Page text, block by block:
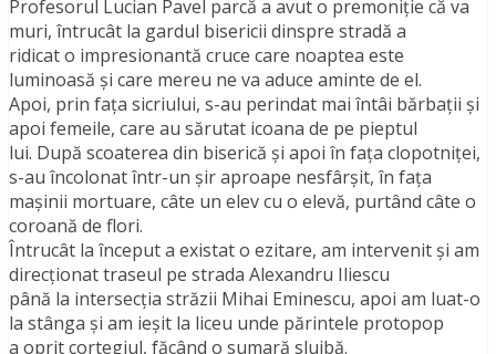
Profesorul Lucian Pavel parcă a avut o premoniție că va
muri, întrucât la gardul bisericii dinspre stradă a
ridicat o impresionantă cruce care noaptea este
luminoasă şi care mereu ne va aduce aminte de el.
Apoi, prin faţa sicriului, s-au perindat mai întâi bărbaţii şi
apoi femeile, care au sărutat icoana de pe pieptul
lui. După scoaterea din biserică şi apoi în faţa clopotniţei,
s-au încolonat într-un şir aproape nesfârşit, în faţa
maşinii mortuare, câte un elev cu o elevă, purtând câte o
coroană de flori.
Întrucât la început a existat o ezitare, am intervenit şi am
direcţionat traseul pe strada Alexandru Iliescu
până la intersecţia străzii Mihai Eminescu, apoi am luat-o
la stânga şi am ieşit la liceu unde părintele protopop
a oprit cortegiul, făcând o sumară slujbă.